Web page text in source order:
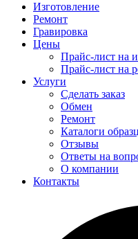
Изготовление
Ремонт
Гравировка
Цены
Прайс-лист на
Прайс-лист на
Услуги
Сделать заказ
Обмен
Ремонт
Каталоги
Отзывы
Ответы на
О компании
Контакты